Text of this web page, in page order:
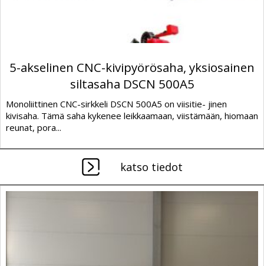
5-akselinen CNC-kivipyörösaha, yksiosainen
siltasaha DSCN 500A5
Monoliittinen CNC-sirkkeli DSCN 500A5 on viisitie- jinen
kivisaha. Tämä saha kykenee leikkaamaan, viistämään, hiomaan
reunat, pora...
katso tiedot